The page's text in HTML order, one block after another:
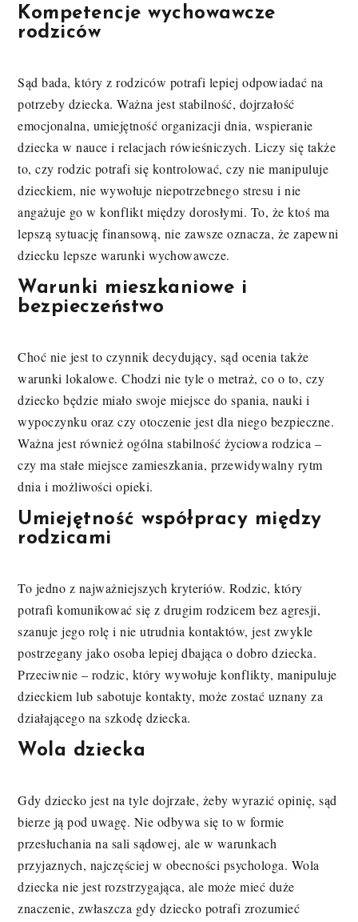
Kompetencje wychowawcze
rodziców
Sąd bada, który z rodziców potrafi lepiej odpowiadać na
potrzeby dziecka. Ważna jest stabilność, dojrzałość
emocjonalna, umiejętność organizacji dnia, wspieranie
dziecka w nauce i relacjach rówieśniczych. Liczy się także
to, czy rodzic potrafi się kontrolować, czy nie manipuluje
dzieckiem, nie wywołuje niepotrzebnego stresu i nie
angażuje go w konflikt między dorosłymi. To, że ktoś ma
lepszą sytuację finansową, nie zawsze oznacza, że zapewni
dziecku lepsze warunki wychowawcze.
Warunki mieszkaniowe i
bezpieczeństwo
Choć nie jest to czynnik decydujący, sąd ocenia także
warunki lokalowe. Chodzi nie tyle o metraż, co o to, czy
dziecko będzie miało swoje miejsce do spania, nauki i
wypoczynku oraz czy otoczenie jest dla niego bezpieczne.
Ważna jest również ogólna stabilność życiowa rodzica –
czy ma stałe miejsce zamieszkania, przewidywalny rytm
dnia i możliwości opieki.
Umiejętność współpracy między
rodzicami
To jedno z najważniejszych kryteriów. Rodzic, który
potrafi komunikować się z drugim rodzicem bez agresji,
szanuje jego rolę i nie utrudnia kontaktów, jest zwykle
postrzegany jako osoba lepiej dbająca o dobro dziecka.
Przeciwnie – rodzic, który wywołuje konflikty, manipuluje
dzieckiem lub sabotuje kontakty, może zostać uznany za
działającego na szkodę dziecka.
Wola dziecka
Gdy dziecko jest na tyle dojrzałe, żeby wyrazić opinię, sąd
bierze ją pod uwagę. Nie odbywa się to w formie
przesłuchania na sali sądowej, ale w warunkach
przyjaznych, najczęściej w obecności psychologa. Wola
dziecka nie jest rozstrzygająca, ale może mieć duże
znaczenie, zwłaszcza gdy dziecko potrafi zrozumieć